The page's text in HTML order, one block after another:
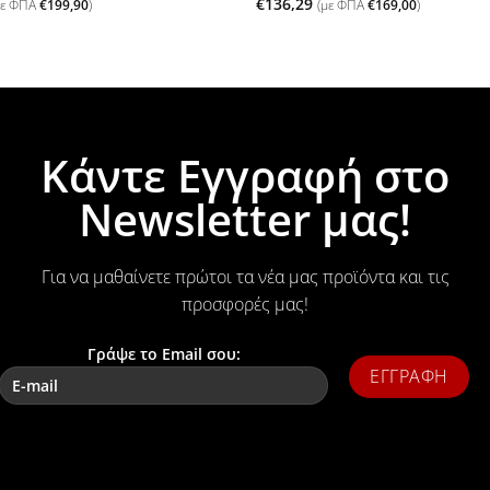
ΦΠΑ€199,90) (με ΦΠΑ €169,00)
Κάντε Εγγραφή στο
Newsletter μας!
Για να μαθαίνετε πρώτοι τα νέα μας προϊόντα και τις
προσφορές μας!
Γράψε το Email σου: